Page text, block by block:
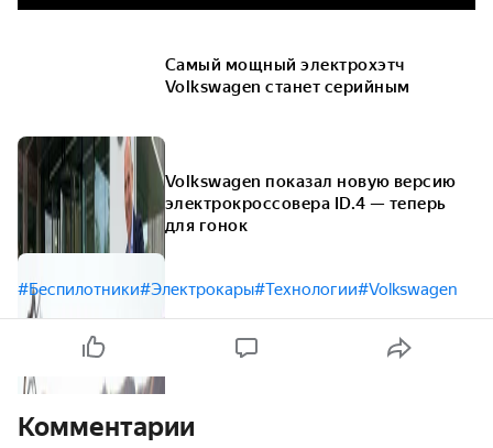
Самый мощный электрохэтч
Volkswagen станет серийным
Volkswagen показал новую версию
электрокроссовера ID.4 — теперь
для гонок
#Беспилотники#Электрокары#Технологии#Volkswagen
Комментарии